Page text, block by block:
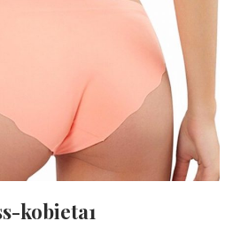
kobieta1